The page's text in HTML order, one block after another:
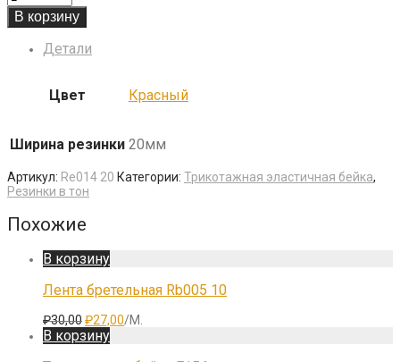
В корзину
Детали
Цвет Красный
Ширина резинки 20мм
Артикул: Re014 20 Категории: Трикотажная эластичная бейка,
Резинки в тон
Похожие
В корзину
Лента бретельная Rb005 10
₽30,00Первоначальная
цена
составляла
₽27,00Текущая
/М.
В корзину